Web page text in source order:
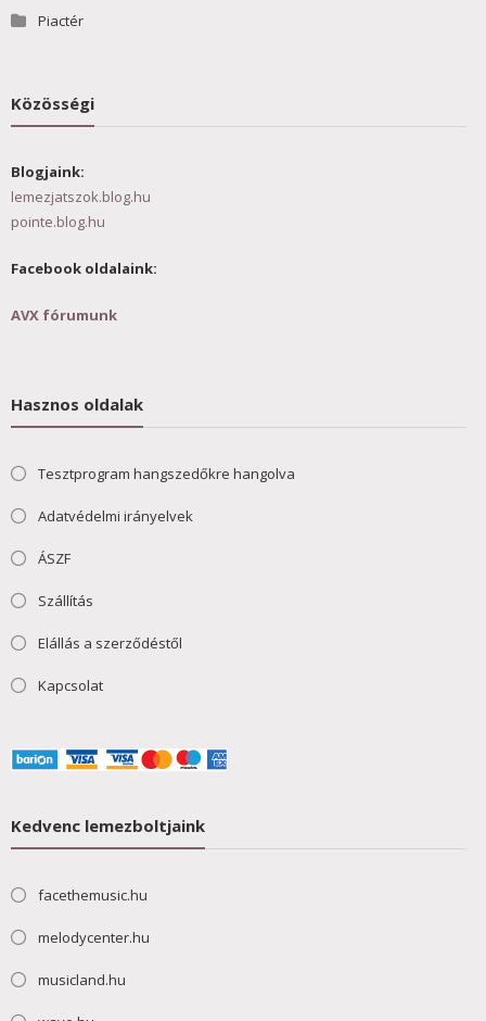
Piactér
Közösségi
Blogjaink:
lemezjatszok.blog.hu
pointe.blog.hu
Facebook oldalaink:
AVX fórumunk
Hasznos oldalak
Tesztprogram hangszedőkre hangolva
Adatvédelmi irányelvek
ÁSZF
Szállítás
Elállás a szerződéstől
Kapcsolat
Kedvenc lemezboltjaink
facethemusic.hu
melodycenter.hu
musicland.hu